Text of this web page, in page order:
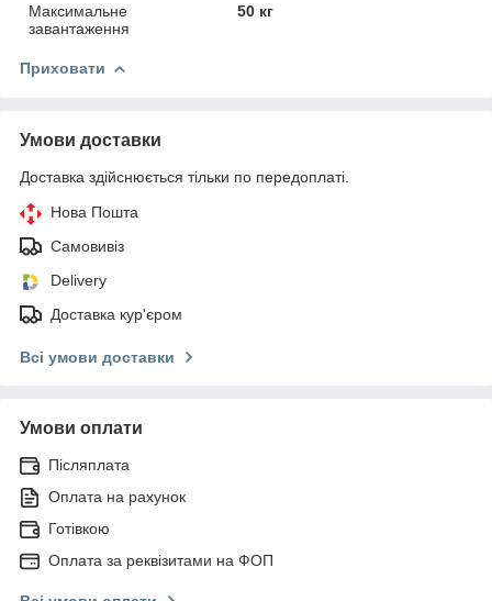
Максимальне
завантаження
50 кг
Приховати
Умови доставки
Доставка здійснюється тільки по передоплаті.
Нова Пошта
Самовивіз
Delivery
Доставка кур'єром
Всі умови доставки
Умови оплати
Післяплата
Оплата на рахунок
Готівкою
Оплата за реквізитами на ФОП